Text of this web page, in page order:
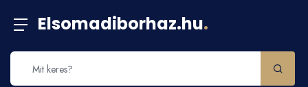
Elsomadiborhaz.hu.